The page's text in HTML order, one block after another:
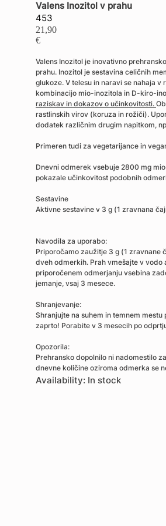
Valens Inozitol v prahu
453
21,90
€
Valens Inozitol je inovativno
prahu. Inozitol je sestavina celičnih
glukoze. V telesu in naravi se nahaja
kombinacijo mio-inozitola in D-kiro-
raziskav in dokazov o učinkovitosti.
rastlinskih virov (koruza in rožiči).
dodatek različnim drugim napitkom,
Primeren tudi za vegetarijance in
Dnevni odmerek vsebuje 2800 mg
pokazale učinkovitost podobnih
Sestavine
Aktivne sestavine v 3 g (1 zravnana
Navodila za uporabo:
Priporočamo zaužitje 3 g (1 zravnane
dveh odmerkih. Prah vmešajte v
priporočenem odmerjanju vsebina
jemanje, vsaj 3 mesece.
Shranjevanje:
Shranjujte na suhem in temnem
zaprto! Porabite v 3 mesecih po
Opozorila:
Prehransko dopolnilo ni nadomestilo
dnevne količine oziroma odmerka se
Availability: In stock